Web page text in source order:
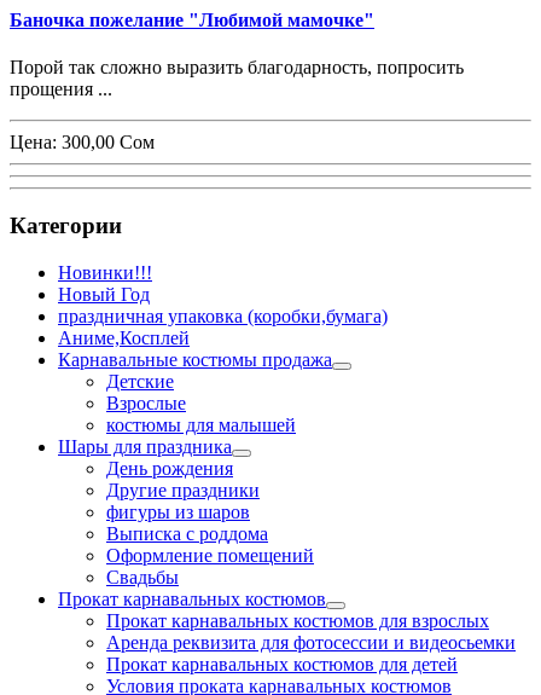
Баночка пожелание "Любимой мамочке"
Порой так сложно выразить благодарность, попросить
прощения ...
Цена: 300,00 Сом
Категории
Новинки!!!
Новый Год
праздничная упаковка (коробки,бумага)
Аниме,Косплей
Карнавальные костюмы продажа
Детские
Взрослые
костюмы для малышей
Шары для праздника
День рождения
Другие праздники
фигуры из шаров
Выписка с роддома
Оформление помещений
Свадьбы
Прокат карнавальных костюмов
Прокат карнавальных костюмов для взрослых
Аренда реквизита для фотосессии и видеосьемки
Прокат карнавальных костюмов для детей
Условия проката карнавальных костюмов